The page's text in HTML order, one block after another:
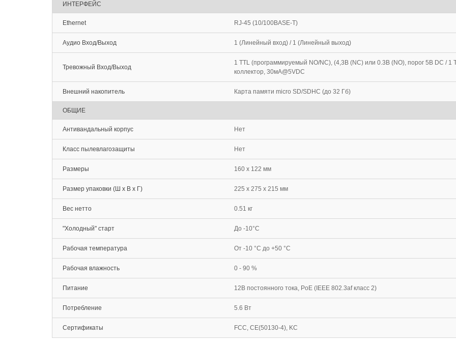
ИНТЕРФЕЙС
Ethernet RJ-45 (10/100BASE-T)
Аудио Вход/Выход 1 (Линейный вход) / 1 (Линейный выход)
Тревожный Вход/Выход
1 TTL (программируемый NO/NC), (4,3В (NC) или 0.3В (NO), порог 5В DC / 1
коллектор, 30мА@5VDC
Внешний накопитель Карта памяти micro SD/SDHC (до 32 Гб)
ОБЩИЕ
Антивандальный корпус Нет
Класс пылевлагозащиты Нет
Размеры 160 x 122 мм
Размер упаковки (Ш х В х Г) 225 x 275 x 215 мм
Вес нетто 0.51 кг
"Холодный" старт До -10°С
Рабочая температура От -10 °С до +50 °С
Рабочая влажность 0 - 90 %
Питание 12В постоянного тока, PoE (IEEE 802.3af класс 2)
Потребление 5.6 Вт
Сертификаты FCC, CE(50130-4), KC